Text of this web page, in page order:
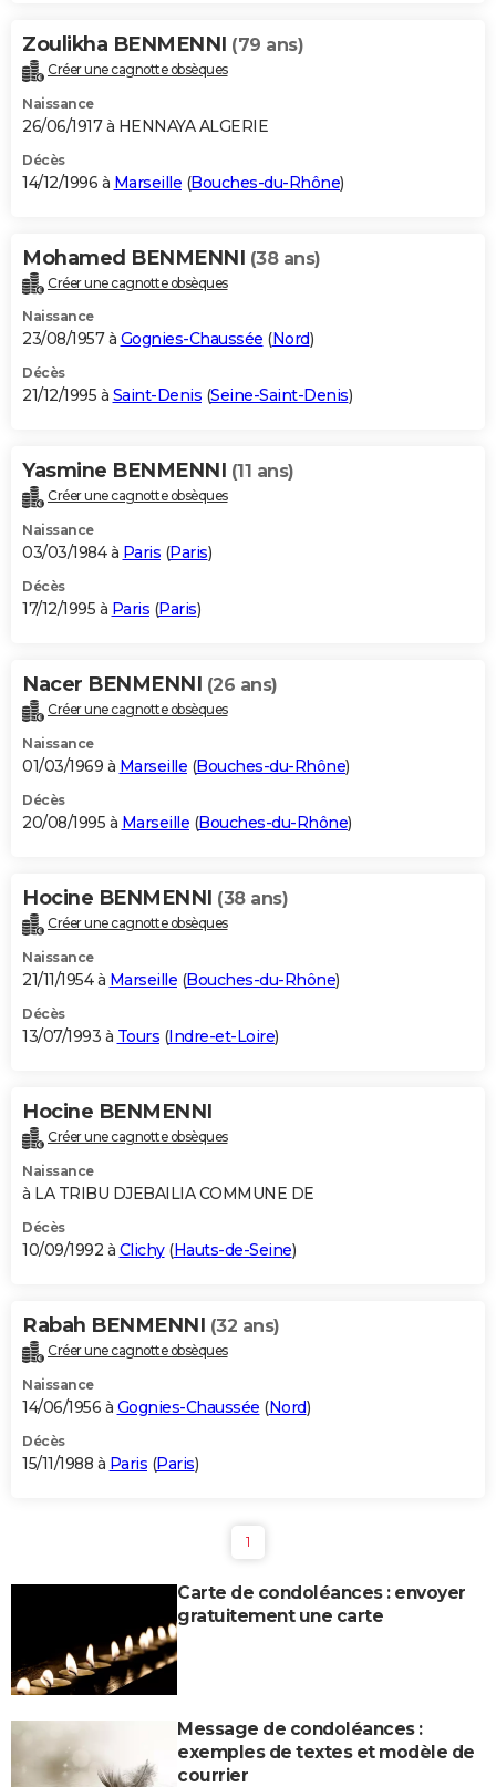
Zoulikha BENMENNI (79 ans)
Créer une cagnotte obsèques
Naissance
26/06/1917 à HENNAYA ALGERIE
Décès
14/12/1996 à Marseille (Bouches-du-Rhône)
Mohamed BENMENNI (38 ans)
Créer une cagnotte obsèques
Naissance
23/08/1957 à Gognies-Chaussée (Nord)
Décès
21/12/1995 à Saint-Denis (Seine-Saint-Denis)
Yasmine BENMENNI (11 ans)
Créer une cagnotte obsèques
Naissance
03/03/1984 à Paris (Paris)
Décès
17/12/1995 à Paris (Paris)
Nacer BENMENNI (26 ans)
Créer une cagnotte obsèques
Naissance
01/03/1969 à Marseille (Bouches-du-Rhône)
Décès
20/08/1995 à Marseille (Bouches-du-Rhône)
Hocine BENMENNI (38 ans)
Créer une cagnotte obsèques
Naissance
21/11/1954 à Marseille (Bouches-du-Rhône)
Décès
13/07/1993 à Tours (Indre-et-Loire)
Hocine BENMENNI
Créer une cagnotte obsèques
Naissance
à LA TRIBU DJEBAILIA COMMUNE DE
Décès
10/09/1992 à Clichy(Hauts-de-Seine)
Rabah BENMENNI (32 ans)
Créer une cagnotte obsèques
Naissance
14/06/1956 à Gognies-Chaussée (Nord)
Décès
15/11/1988 à Paris (Paris)
1
Carte de condoléances : envoyer
gratuitement une carte
Message de condoléances :
exemples de textes et modèle de
courrier